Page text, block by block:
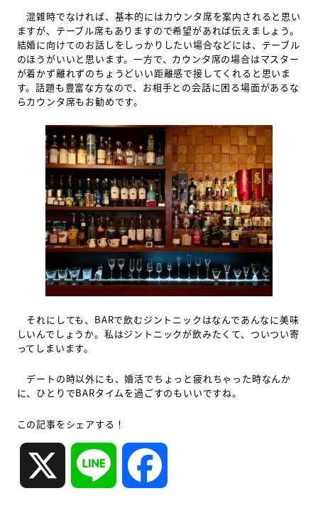
混雑時でなければ、基本的にはカウンタ席を案内されると思い
ますが、テーブル席もありますので希望があれば伝えましょう。
結婚に向けてのお話しをしっかりしたい場合などには、テーブル
のほうがいいと思います。一方で、カウンタ席の場合はマスター
が着かず離れずのちょうどいい距離感で接してくれると思いま
す。話題も豊富な方なので、お相手との会話に困る場面があるな
らカウンタ席もお勧めです。
それにしても、BARで飲むジントニックはなんであんなに美味
しいんでしょうか。私はジントニックが飲みたくて、ついつい寄
ってしまいます。
デートの時以外にも、婚活でちょっと疲れちゃった時なんか
に、ひとりでBARタイムを過ごすのもいいですね。
この記事をシェアする！